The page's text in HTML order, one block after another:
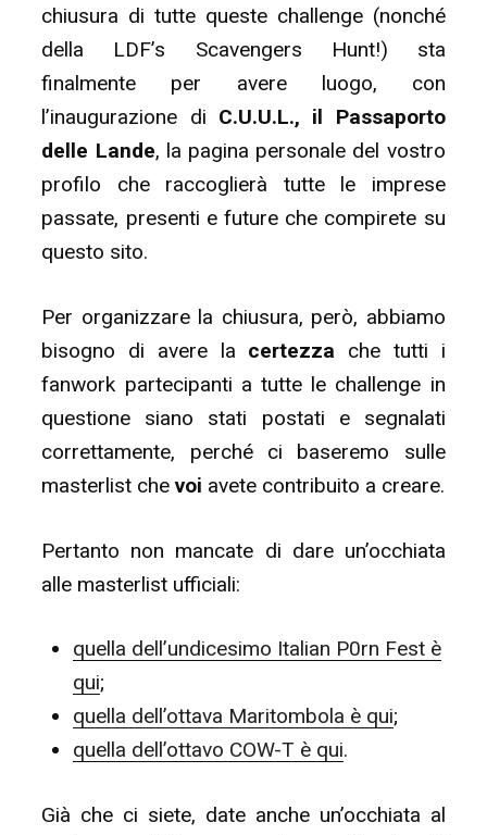
chiusura di tutte queste challenge (nonché
della LDF’s Scavengers Hunt!) sta
finalmente per avere luogo, con
l’inaugurazione di C.U.U.L., il Passaporto
delle Lande, la pagina personale del vostro
profilo che raccoglierà tutte le imprese
passate, presenti e future che compirete su
questo sito.
Per organizzare la chiusura, però, abbiamo
bisogno di avere la certezza che tutti i
fanwork partecipanti a tutte le challenge in
questione siano stati postati e segnalati
correttamente, perché ci baseremo sulle
masterlist chevoi avete contribuito a creare.
Pertanto non mancate di dare un’occhiata
alle masterlist ufficiali:
quella dell’undicesimo Italian P0rn Fest è
qui;
quella dell’ottava Maritombola è qui;
quella dell’ottavo COW-T è qui.
Già che ci siete, date anche un’occhiata al